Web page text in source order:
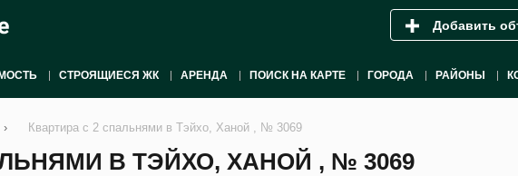
Добавить
СТРОЯЩИЕСЯ ЖК АРЕНДА ПОИСК НА КАРТЕ ГОРОДА РАЙОНЫ
› Квартира с 2 спальнями в Тэйхо, Ханой , № 3069
В ТЭЙХО, ХАНОЙ , № 3069